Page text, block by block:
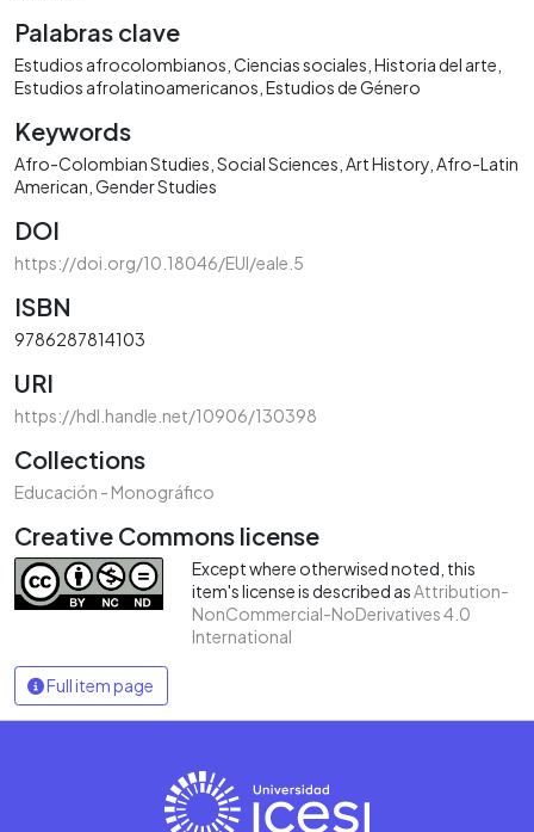
Palabras clave
Estudios afrocolombianos Ciencias sociales Historia del arte
Estudios afrolatinoamericanos Estudios de Género
Keywords
Afro-Colombian Studies Social Sciences Art History Afro-Latin
American Gender Studies
DOI
https://doi.org/10.18046/EUI/eale.5
ISBN
9786287814103
URI
https://hdl.handle.net/10906/130398
Collections
Educación - Monográfico
Creative Commons license
Except where otherwised noted, this
item's license is described asAttribution-
NonCommercial-NoDerivatives 4.0
International
Full item page